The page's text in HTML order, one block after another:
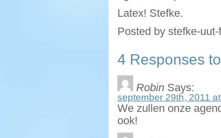
Latex! Stefke.
Posted by stefke-
4 Responses
Robin Says:
september 29th, 2011
We zullen onze
ook!